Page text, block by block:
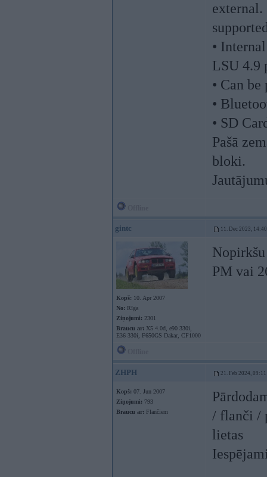
•
LSU 4.9
• Can
•
• SD
Pašā
bloki.
gintc 11. Dec 2023, 14:40
Kopš: 10. Apr 2007
No: Rīga
Ziņojumi: 2301
Braucu ar: X5 4.0d, e90 330i,
E36 330i, F650GS Dakar, CF1000
PM vai
ZHPH 21. Feb 2024, 09:11
Kopš: 07. Jun 2007
Ziņojumi: 793
Braucu ar: Flančiem
/ flanči /
lietas